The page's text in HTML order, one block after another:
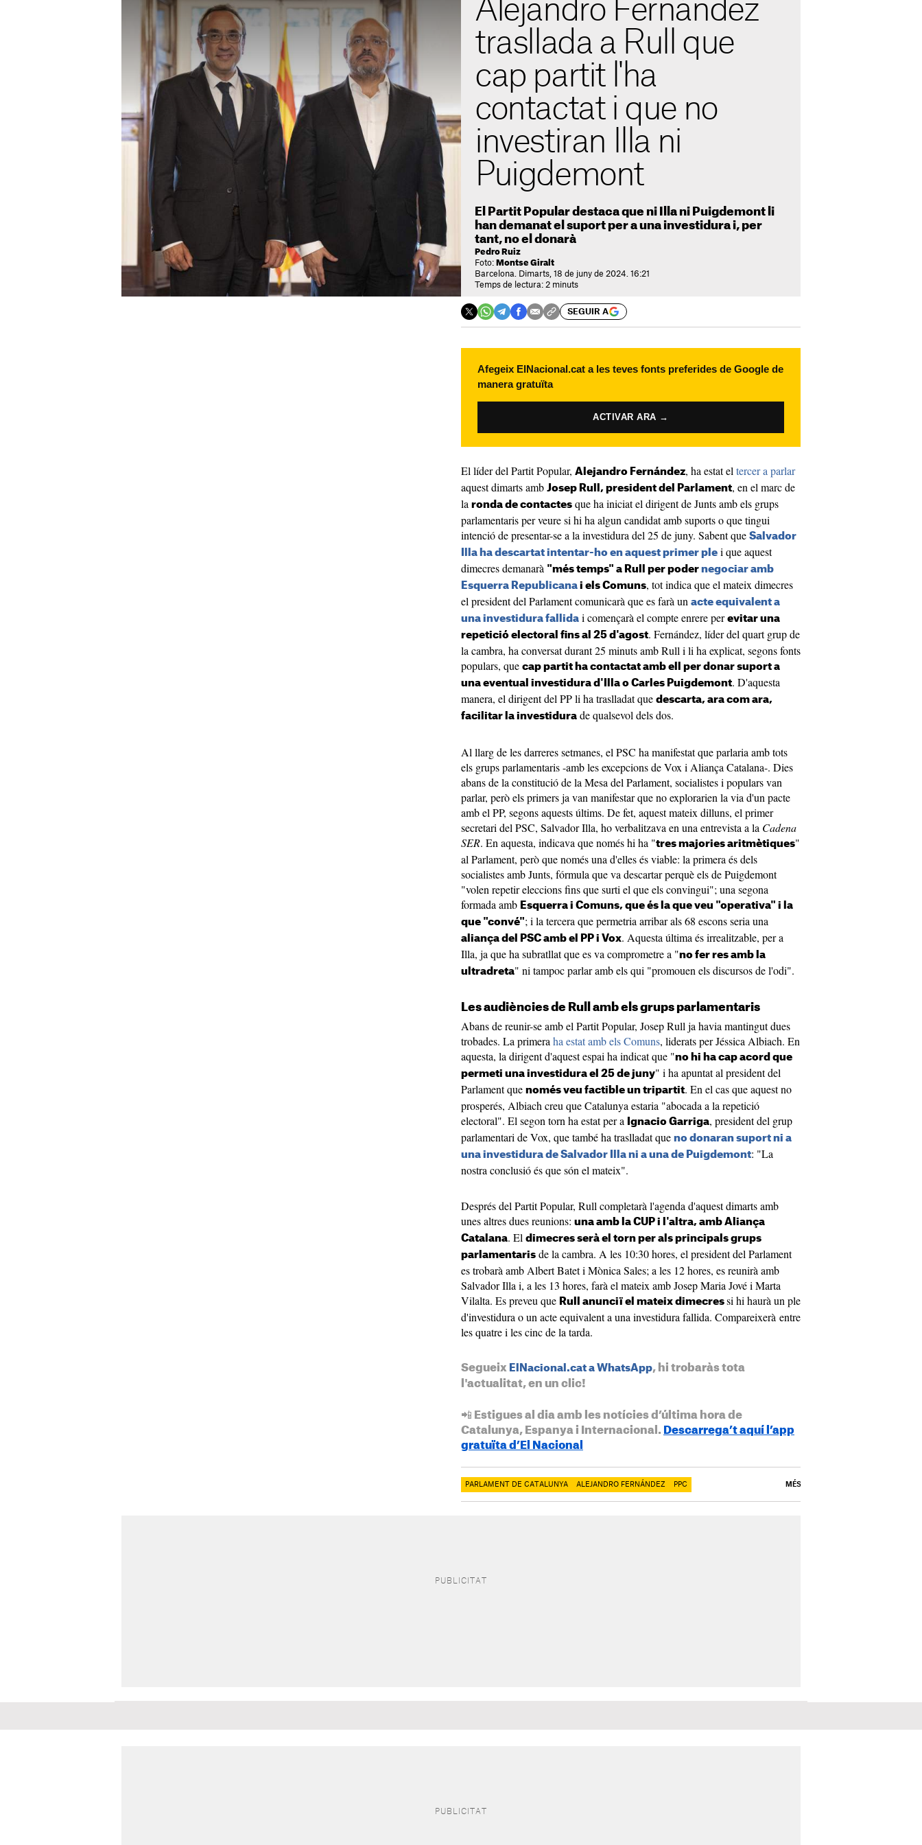
Alejandro Fernández
trasllada a Rull que
cap partit l'ha
contactat i que no
investiran Illa ni
Puigdemont
El Partit Popular destaca que ni Illa ni Puigdemont li
han demanat el suport per a una investidura i, per
tant, no el donarà
Pedro Ruiz
Foto: Montse Giralt
Barcelona. Dimarts, 18 de juny de 2024. 16:21
Temps de lectura: 2 minuts
SEGUIR A
Afegeix ElNacional.cat a les teves fonts preferides de Google de
manera gratuïta
ACTIVAR ARA →
El líder del Partit Popular, Alejandro Fernández, ha estat el tercer a parlar
aquest dimarts amb Josep Rull, president del Parlament, en el marc de
la ronda de contactes que ha iniciat el dirigent de Junts amb els grups
parlamentaris per veure si hi ha algun candidat amb suports o que tingui
intenció de presentar-se a la investidura del 25 de juny. Sabent que Salvador
Illa ha descartat intentar-ho en aquest primer ple i que aquest
dimecres demanarà "més temps" a Rull per poder negociar amb
Esquerra Republicana i els Comuns, tot indica que el mateix dimecres
el president del Parlament comunicarà que es farà un acte equivalent a
una investidura fallida i començarà el compte enrere per evitar una
repetició electoral fins al 25 d'agost. Fernández, líder del quart grup de
la cambra, ha conversat durant 25 minuts amb Rull i li ha explicat, segons fonts
populars, que cap partit ha contactat amb ell per donar suport a
una eventual investidura d'Illa o Carles Puigdemont. D'aquesta
manera, el dirigent del PP li ha traslladat que descarta, ara com ara,
facilitar la investidura de qualsevol dels dos.
Al llarg de les darreres setmanes, el PSC ha manifestat que parlaria amb tots
els grups parlamentaris -amb les excepcions de Vox i Aliança Catalana-. Dies
abans de la constitució de la Mesa del Parlament, socialistes i populars van
parlar, però els primers ja van manifestar que no explorarien la via d'un pacte
amb el PP, segons aquests últims. De fet, aquest mateix dilluns, el primer
secretari del PSC, Salvador Illa, ho verbalitzava en una entrevista a la Cadena
SER. En aquesta, indicava que només hi ha "tres majories aritmètiques"
al Parlament, però que només una d'elles és viable: la primera és dels
socialistes amb Junts, fórmula que va descartar perquè els de Puigdemont
"volen repetir eleccions fins que surti el que els convingui"; una segona
formada amb Esquerra i Comuns, que és la que veu "operativa" i la
que "convé"; i la tercera que permetria arribar als 68 escons seria una
aliança del PSC amb el PP i Vox. Aquesta última és irrealitzable, per a
Illa, ja que ha subratllat que es va comprometre a "no fer res amb la
ultradreta" ni tampoc parlar amb els qui "promouen els discursos de l'odi".
Les audiències de Rull amb els grups parlamentaris
Abans de reunir-se amb el Partit Popular, Josep Rull ja havia mantingut dues
trobades. La primera ha estat amb els Comuns, liderats per Jéssica Albiach. En
aquesta, la dirigent d'aquest espai ha indicat que "no hi ha cap acord que
permeti una investidura el 25 de juny" i ha apuntat al president del
Parlament que només veu factible un tripartit. En el cas que aquest no
prosperés, Albiach creu que Catalunya estaria "abocada a la repetició
electoral". El segon torn ha estat per a
Ignacio Garriga, president del grup
parlamentari de Vox, que també ha traslladat que no donaran suport ni a
una investidura de Salvador Illa ni a una de Puigdemont: "La
nostra conclusió és que són el mateix".
Després del Partit Popular, Rull completarà l'agenda d'aquest dimarts amb
unes altres dues reunions: una amb la CUP i l'altra, amb Aliança
Catalana. El dimecres serà el torn per als principals grups
parlamentaris de la cambra. A les 10:30 hores, el president del Parlament
es trobarà amb Albert Batet i Mònica Sales; a les 12 hores, es reunirà amb
Salvador Illa i, a les 13 hores, farà el mateix amb Josep Maria Jové i Marta
Vilalta. Es preveu que Rull anunciï el mateix dimecres si hi haurà un ple
d'investidura o un acte equivalent a una investidura fallida. Compareixerà entre
les quatre i les cinc de la tarda.
Segueix ElNacional.cat a WhatsApp, hi trobaràs tota
l'actualitat, en un clic!
📲 Estigues al dia amb les notícies d’última hora de
Catalunya, Espanya i Internacional. Descarrega’t aquí l’app
gratuïta d’El Nacional
PARLAMENT DE CATALUNYA ALEJANDRO FERNÁNDEZ PPC MÉS